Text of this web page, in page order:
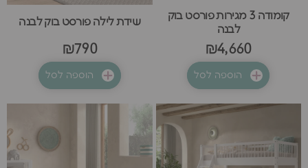
קומודה 3 מגירות פורסט בוק
לבנה
₪4,660
הוספה לסל
שידת לילה פורסט בוק לבנה
₪790
הוספה לסל